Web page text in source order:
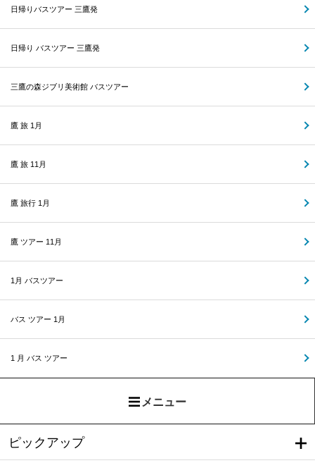
日帰りバスツアー 三鷹発
日帰り バスツアー 三鷹発
三鷹の森ジブリ美術館 バスツアー
鷹 旅 1月
鷹 旅 11月
鷹 旅行 1月
鷹 ツアー 11月
1月 バスツアー
バス ツアー 1月
1 月 バス ツアー
メニュー
ピックアップ